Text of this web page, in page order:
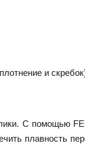
и
С помощью
плавность